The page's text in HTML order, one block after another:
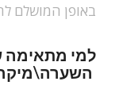
באופן המושלם
למי מתאימה
השערה\